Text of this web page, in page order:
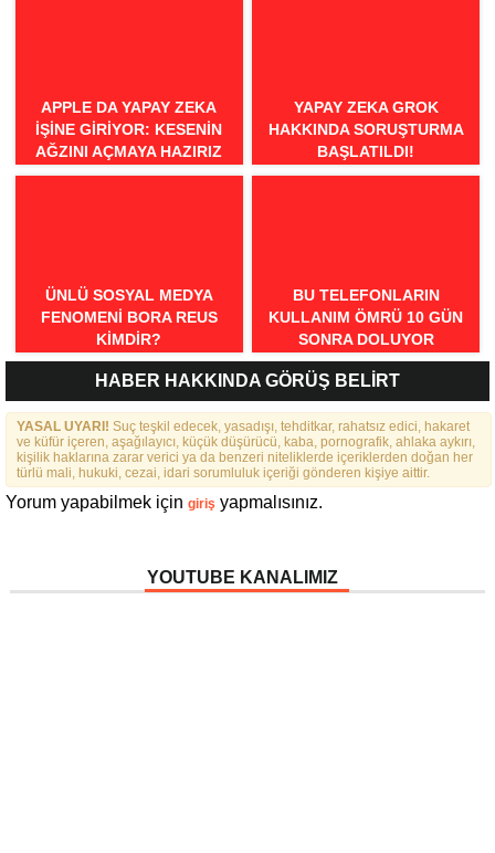
APPLE DA YAPAY ZEKA
IŞINE GIRIYOR: KESENIN
AĞZINI AÇMAYA HAZIRIZ
YAPAY ZEKA GROK
HAKKINDA SORUŞTURMA
BAŞLATILDI!
ÜNLÜ SOSYAL MEDYA
FENOMENI BORA REUS
KIMDIR?
BU TELEFONLARIN
KULLANIM ÖMRÜ 10 GÜN
SONRA DOLUYOR
HABER HAKKINDA GÖRÜŞ BELİRT
YASAL UYARI! Suç teşkil edecek, yasadışı, tehditkar, rahatsız edici, hakaret
ve küfür içeren, aşağılayıcı, küçük düşürücü, kaba, pornografik, ahlaka aykırı,
kişilik haklarına zarar verici ya da benzeri niteliklerde içeriklerden doğan her
türlü mali, hukuki, cezai, idari sorumluluk içeriği gönderen kişiye aittir.
Yorum yapabilmek için giriş yapmalısınız.
YOUTUBE KANALIMIZ